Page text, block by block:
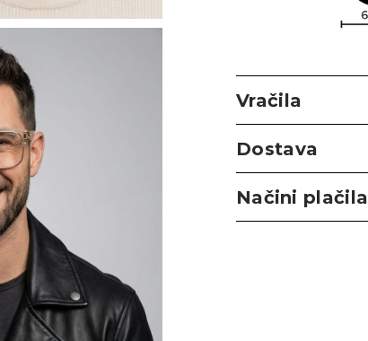
Vračila
Dostava
Načini plačila